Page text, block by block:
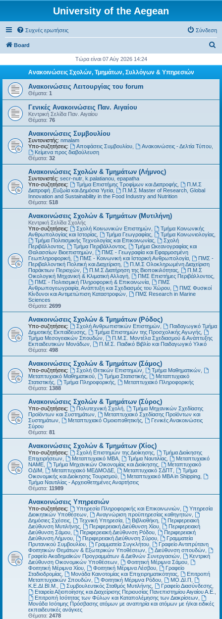
University of the Aegean
Συχνές ερωτήσεις Σύνδεση
Board
ζ
σ
Τώρα είναι 07 Αύγ 2026 14:24
Ανακοινώσεις Σχολών, Τμημάτων, Συλλόγων & Υπηρεσιών
Ανακοινώσεις Λειτουργίας του forum
Θέματα: 1
Γενικές Ανακοινώσεις Παν. Αιγαίου
Κεντρική Σελίδα Παν. Αιγαίου
Θέματα: 76
Ανακοινώσεις Συμβουλίου
Συντονιστής: nmalam
Υπο-συζητήσεις:
Αποφάσεις Συμβουλίου, Ανακοινώσεις - Δελτία Τύπου,
Kείμενα προς διαβούλευση
Θέματα: 32
Ανακοινώσεις Σχολών & Τμημάτων (Λήμνος)
Συντονιστές: secr-nutr k.palatianou epapatha
Υπο-συζητήσεις:
Τμήμα Επιστήμης Τροφίμων και Διατροφής,
Π.Μ.Σ
Διατροφή ,Ευζωία και Δημόσια Υγεία
Π.Μ.Σ Master of Research, Global
Innovation and Sustainability in the Food Industry and Nutrition
Θέματα: 518
Ανακοινώσεις Σχολών & Τμημάτων (Μυτιλήνη)
Κεντρική Σελίδα Σχολής
Υπο-συζητήσεις:
Σχολή Κοινωνικών Επιστημών
Τμήμα Κοινωνικής
Ανθρωπολογίας και Ιστορίας
Τμήμα Γεωγραφίας, Τμήμα Κοινωνιολογίας,
Τμήμα Πολιτισμικής Τεχνολογίας και Επικοινωνίας,
Σχολή
Περιβάλλοντος
Τμήμα Περιβάλλοντος,
Τμήμα Ωκεανογραφίας και
Θαλασσίων Βιοεπιστημών
ΠΜΣ - Γεωγραφία και Εφαρμοσμένη
Γεωπληροφορική
ΠΜΣ - Κοινωνική και Ιστορική Ανθρωπολογία,
ΠΜΣ -
Περιβαλλοντική Πολιτική και Διαχείριση
Π.Μ.Σ Ολοκληρωμένη Διαχείριση
Παράκτιων Περιοχών
Π.Μ.Σ Διατήρηση της Βιοποικιλότητας,
Π.Μ.Σ
Οικολογική Μηχανική & Κλιματική Αλλαγή
ΠΜΣ Επιστήμες Περιβάλλοντος,
ΠΜΣ - Πολιτισμική Πληροφορική & Επικοινωνία,
ΠΜΣ
Ανθρωπογεωγραφία, Ανάπτυξη και Σχεδιασμός του Χώρου
ΠΜΣ Φυσικοί
Κίνδυνοι και Αντιμετώπιση Καταστροφών
ΠΜΣ Research in Marine
Sciences
Θέματα: 2699
Ανακοινώσεις Σχολών & Τμημάτων (Ρόδος)
Υπο-συζητήσεις: Σχολή Ανθρωπιστικών Επιστημών
Παιδαγωγικό Τμήμα
Δημοτικής Εκπαίδευσης
Τμήμα Επιστημών της Προσχολικής Αγωγής,
Τμήμα Μεσογειακών Σπουδών
Π.Μ.Σ. Μοντέλα Σχεδιασμού & Ανάπτυξης
Εκπαιδευτικών Μονάδων
Π.Μ.Σ. Παιδικό Βιβλίο και Παιδαγωγικό Υλικό
Θέματα: 498
Ανακοινώσεις Σχολών & Τμημάτων (Σάμος)
Υπο-συζητήσεις: Σχολή Θετικών Επιστημών Τμήμα Μαθηματικών
Μεταπτυχιακό Μαθηματικού
Τμήμα Στατιστικής,
Μεταπτυχιακό
Στατιστικής
Τμήμα Πληροφορικής,
Μεταπτυχιακό Πληροφορικής
Θέματα: 1388
Ανακοινώσεις Σχολών & Τμημάτων (Σύρος)
Υπο-συζητήσεις: Πολυτεχνική Σχολή,
Τμήμα Μηχανικών Σχεδίασης
Προϊόντων και Συστημάτων
Μεταπτυχιακό Σχεδίασης Προϊόντων και
Συστημάτων
Μεταπτυχιακό Ομοιοπαθητικής,
Γενικές Ανακοινώσεις
Σύρου
Θέματα: 81
Ανακοινώσεις Σχολών & Τμημάτων (Χίος)
Υπο-συζητήσεις: Σχολή Επιστημών της Διοίκησης,
Τμήμα Διοίκησης
Επιχειρήσεων
Μεταπτυχιακό MBA, Τμήμα Ναυτιλίας,
Μεταπτυχιακό
ΝΑΜΕ
Τμήμα Μηχανικών Οικονομίας και Διοίκησης,
Μεταπτυχιακό
ΟΔΙΜ
Μεταπτυχιακό ΜΕΔΜΟΔΕ, Μεταπτυχιακό ΣΔΠΤ,
Τμήμα
Οικονομικής και Διοίκησης Τουρισμού
Μεταπτυχιακό MBA in Shipping,
Τμήμα Ναυτιλίας - Αρχειοθετημένες Αναρτήσεις
Θέματα: 11989
Ανακοινώσεις Υπηρεσιών
Υπο-συζητήσεις: Υπηρεσία Πληροφορικής και Επικοινωνιών
Υπηρεσία
Διοικητικών Υποθέσεων
Αναγνώριση προϋπηρεσίας καθηγητών
Δημόσιες Σχέσεις
Τεχνική Υπηρεσία, Βιβλιοθήκη,
Περιφερειακή
Διεύθυνση Μυτιλήνης
Περιφερειακή Διεύθυνση Χίου,
Περιφερειακή
Διεύθυνση Σάμου
Περιφερειακή Διεύθυνση Ρόδου,
Περιφερειακή
Διεύθυνση Λήμνου
Περιφερειακή Διεύθυνση Σύρου,
Γραμματεία
Πρυτανικού Συμβουλίου
Γραμματεία Συγκλήτου,
Γραφείο Αντιπρύτανη
Φοιτητικών Θεμάτων & Εξωτερικών Υποθέσεων
Διεύθυνση σπουδών
Γραφείο Ακαδημαϊκών Προγραμμάτων & Διεθνών Συνεργασιών
Κεντρική
Διεύθυνση Οικονομικών Υποθέσεων
Φοιτητική Μέριμνα Σάμου,
Φοιτητική Μέριμνα Χίου
Φοιτητική Μέριμνα Λέσβου,
Γραφείο
Σταδιοδρομίας
Μονάδα Καινοτομίας και Επιχειρηματικότητας,
Επιτροπή
Μεταπτυχιακών Σπουδών
Φοιτητική Μέριμνα Ρόδου, ΜΟ.ΔΙ.Π
Κ.Ε.ΔΙ.ΒΙ.Μ.
Συμβουλευτικός Σταθμός Μυτιλήνης, Γραφείο Διασύνδεσης,
Εταιρεία Αξιοποίησης και Διαχείρισης Περιουσίας Πανεπιστημίου Αιγαίου Α.Ε.
Επιτροπή Ισότητας των Φύλων και Καταπολέμησης των Διακρίσεων
Μονάδα Ισότιμης Πρόσβασης ατόμων με αναπηρία και ατόμων με ή/και ειδικές
εκπαιδευτικές ανάγκες
Θέματα: 2478